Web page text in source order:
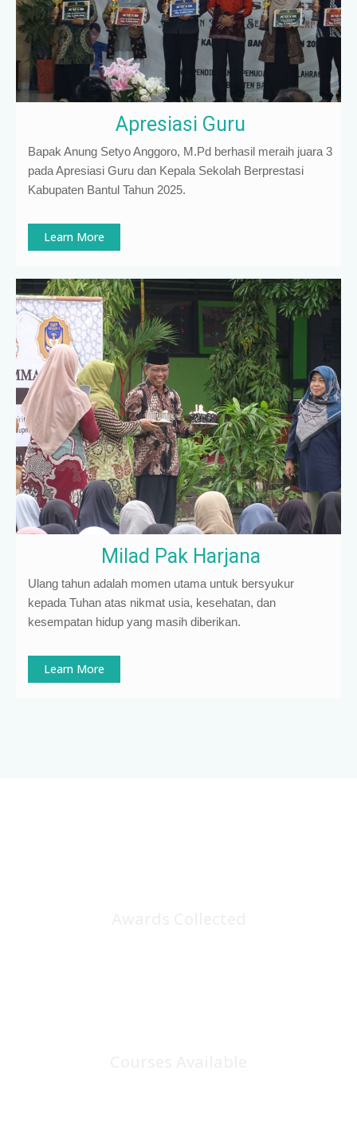
Apresiasi Guru
Bapak Anung Setyo Anggoro, M.Pd berhasil meraih juara 3
pada Apresiasi Guru dan Kepala Sekolah Berprestasi
Kabupaten Bantul Tahun 2025.
Learn More
Milad Pak Harjana
Ulang tahun adalah momen utama untuk bersyukur
kepada Tuhan atas nikmat usia, kesehatan, dan
kesempatan hidup yang masih diberikan.
Learn More